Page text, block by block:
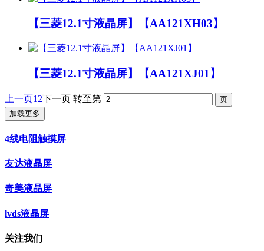
【三菱12.1寸液晶屏】【AA121XH03】
【三菱12.1寸液晶屏】【AA121XJ01】
上一页1 2下一页 转至第
加载更多
4线电阻触摸屏
友达液晶屏
奇美液晶屏
lvds液晶屏
关注我们